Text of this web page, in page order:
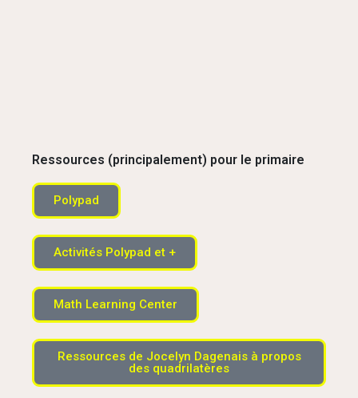
Ressources (principalement) pour le primaire
Polypad
Activités Polypad et +
Math Learning Center
Ressources de Jocelyn Dagenais à propos
des quadrilatères